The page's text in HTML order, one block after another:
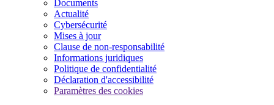
Documents
Actualité
Cybersécurité
Mises à jour
Clause de non-responsabilité
Informations juridiques
Politique de confidentialité
Déclaration d'accessibilité
Paramètres des cookies